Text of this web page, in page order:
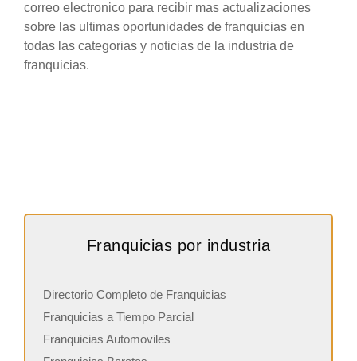
correo electronico para recibir mas actualizaciones
sobre las ultimas oportunidades de franquicias en
todas las categorias y noticias de la industria de
franquicias.
Franquicias por industria
Directorio Completo de Franquicias
Franquicias a Tiempo Parcial
Franquicias Automoviles